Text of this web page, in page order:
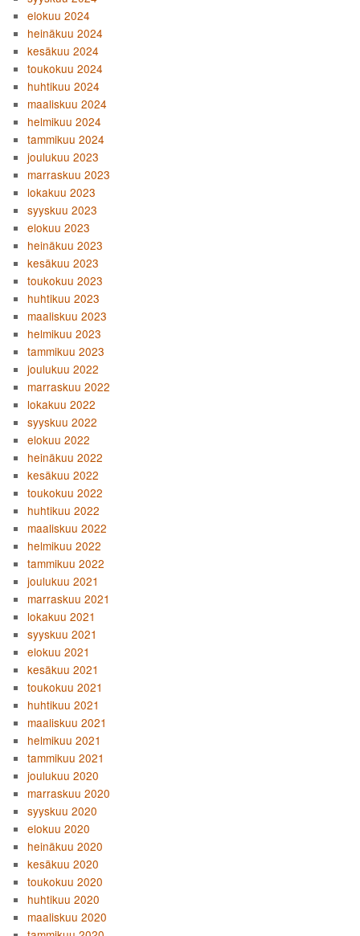
elokuu 2024
heinäkuu 2024
kesäkuu 2024
toukokuu 2024
huhtikuu 2024
maaliskuu 2024
helmikuu 2024
tammikuu 2024
joulukuu 2023
marraskuu 2023
lokakuu 2023
syyskuu 2023
elokuu 2023
heinäkuu 2023
kesäkuu 2023
toukokuu 2023
huhtikuu 2023
maaliskuu 2023
helmikuu 2023
tammikuu 2023
joulukuu 2022
marraskuu 2022
lokakuu 2022
syyskuu 2022
elokuu 2022
heinäkuu 2022
kesäkuu 2022
toukokuu 2022
huhtikuu 2022
maaliskuu 2022
helmikuu 2022
tammikuu 2022
joulukuu 2021
marraskuu 2021
lokakuu 2021
syyskuu 2021
elokuu 2021
kesäkuu 2021
toukokuu 2021
huhtikuu 2021
maaliskuu 2021
helmikuu 2021
tammikuu 2021
joulukuu 2020
marraskuu 2020
syyskuu 2020
elokuu 2020
heinäkuu 2020
kesäkuu 2020
toukokuu 2020
huhtikuu 2020
maaliskuu 2020